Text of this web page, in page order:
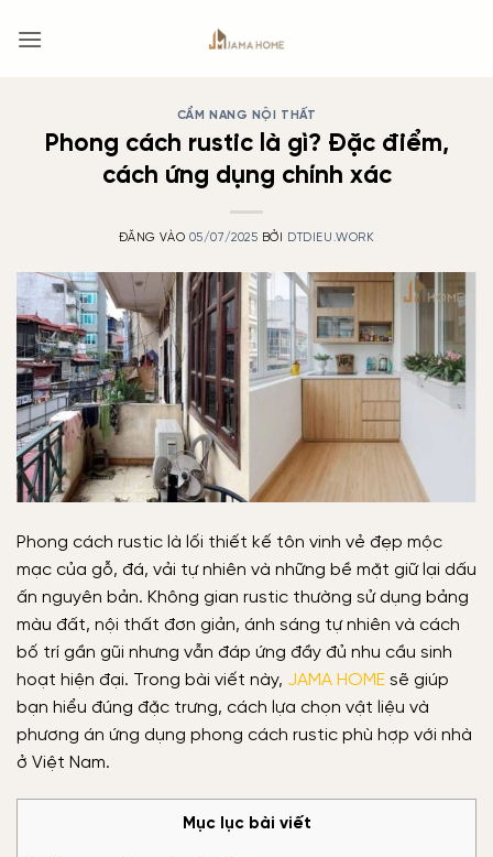
qua
CẨM NANG NỘI THẤT
Phong cách rustic là gì? Đặc điểm,
cách ứng dụng chính xác
ĐĂNG VÀO 05/07/2025 BỞI DTDIEU.WORK
Phong cách rustic là lối thiết kế tôn vinh vẻ đẹp mộc
mạc của gỗ, đá, vải tự nhiên và những bề mặt giữ lại dấu
ấn nguyên bản. Không gian rustic thường sử dụng bảng
màu đất, nội thất đơn giản, ánh sáng tự nhiên và cách
bố trí gần gũi nhưng vẫn đáp ứng đầy đủ nhu cầu sinh
hoạt hiện đại. Trong bài viết này, JAMA HOME sẽ giúp
bạn hiểu đúng đặc trưng, cách lựa chọn vật liệu và
phương án ứng dụng phong cách rustic phù hợp với nhà
ở Việt Nam.
Mục lục bài viết